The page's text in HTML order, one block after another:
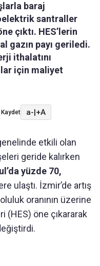
baraj
santraller
çıktı. HES’lerin
gazın payı geriledi.
ithalatını
için maliyet
Kaydet a-|+A
etkili olan
geride kalırken
yüzde 70,
ulaştı. İzmir’de artış
oranının üzerine
(HES) öne çıkararak